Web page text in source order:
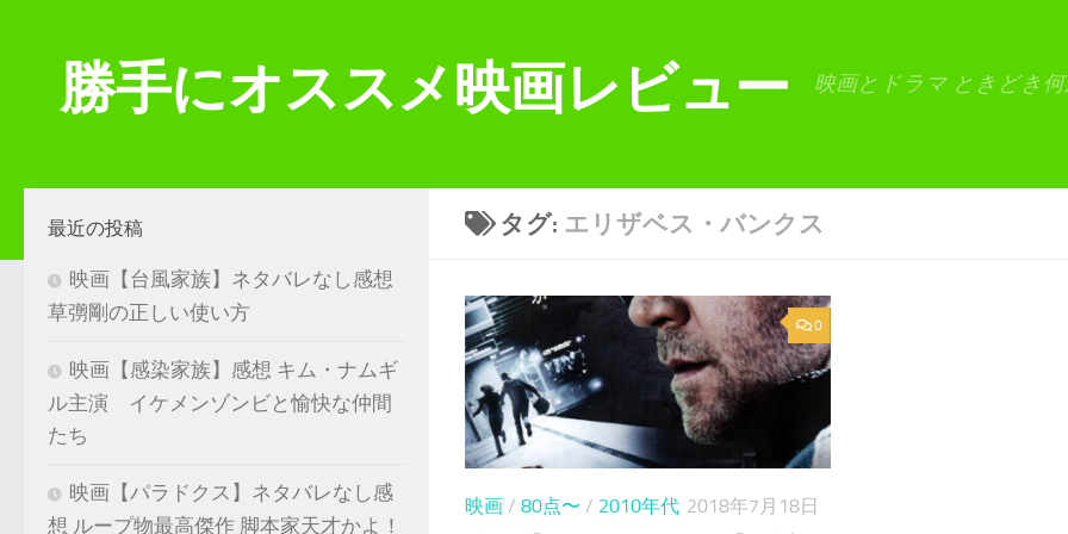
勝手にオススメ映画レビュー 映画とドラマ ときどき
タグ: エリザベス・バンクス
0
映画 / 80点〜 / 2010年代 2018年7月18日
最近の投稿
映画【台風家族】ネタバレなし感想
草彅剛の正しい使い方
映画【感染家族】感想 キム・ナムギ
ル主演 イケメンゾンビと愉快な仲間
たち
映画【パラドクス】ネタバレなし感
想 ループ物最高傑作 脚本家天才かよ！